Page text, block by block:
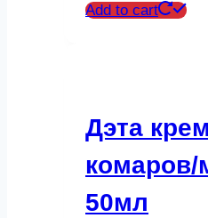
Add to cart
Дэта
50мл